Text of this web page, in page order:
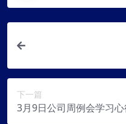
下一篇
3月9日公司周例会学习